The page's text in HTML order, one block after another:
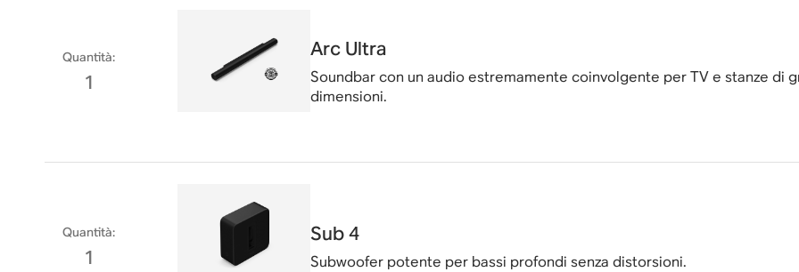
Quantità:
1
Arc Ultra
Soundbar con un audio estremamente coinvolgente per TV e stanze di
dimensioni.
Quantità:
1
Sub 4
Subwoofer potente per bassi profondi senza distorsioni.